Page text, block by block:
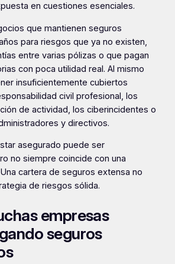
en cuestiones esenciales.
que mantienen seguros
para riesgos que ya no existen,
entre varias pólizas o que pagan
con poca utilidad real. Al mismo
insuficientemente cubiertos
civil profesional, los
de actividad, los ciberincidentes o
y directivos.
asegurado puede ser
no siempre coincide con una
cartera de seguros extensa no
de riesgos sólida.
empresas
seguros